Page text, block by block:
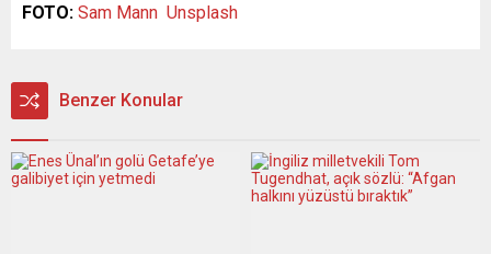
FOTO: Sam Mann Unsplash
Benzer Konular